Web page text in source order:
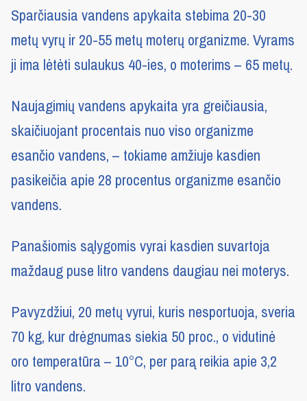
Sparčiausia vandens apykaita stebima 20-30
metų vyrų ir 20-55 metų moterų organizme. Vyrams
ji ima lėtėti sulaukus 40-ies, o moterims – 65 metų.
Naujagimių vandens apykaita yra greičiausia,
skaičiuojant procentais nuo viso organizme
esančio vandens, – tokiame amžiuje kasdien
pasikeičia apie 28 procentus organizme esančio
vandens.
Panašiomis sąlygomis vyrai kasdien suvartoja
maždaug puse litro vandens daugiau nei moterys.
Pavyzdžiui, 20 metų vyrui, kuris nesportuoja, sveria
70 kg, kur drėgnumas siekia 50 proc., o vidutinė
oro temperatūra – 10°C, per parą reikia apie 3,2
litro vandens.